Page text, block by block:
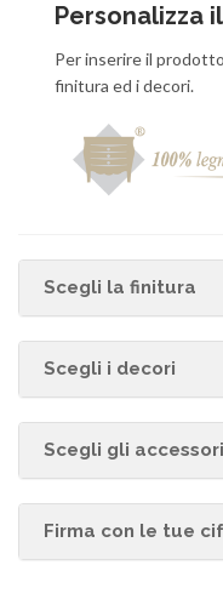
Personalizza
Per inserire il
finitura ed i decori.
Scegli la finitura
Scegli i decori
Scegli gli accessori
Firma con le tue